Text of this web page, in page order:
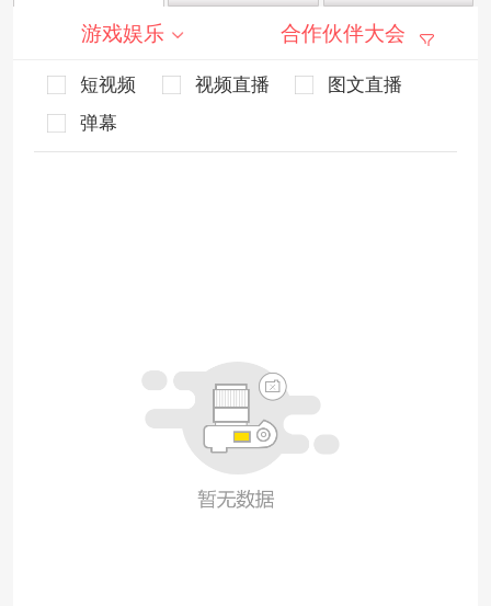
游戏娱乐 合作伙伴大会
短视频 视频直播
图文直播
弹幕